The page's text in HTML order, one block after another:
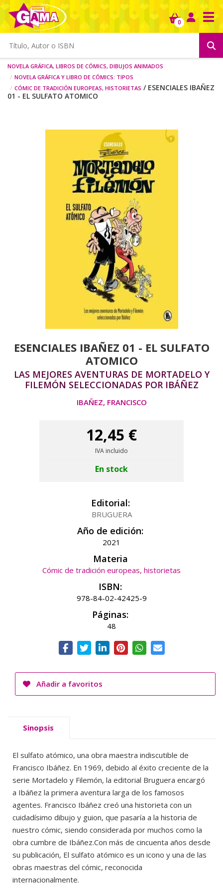
0
Novela gráfica, libros de cómics, dibujos animados
Novela gráfica y libro de cómics: tipos
Cómic de tradición europeas, historietas / ESENCIALES IBAÑEZ
01 - EL SULFATO ATOMICO
ESENCIALES IBAÑEZ 01 - EL SULFATO
ATOMICO
LAS MEJORES AVENTURAS DE MORTADELO Y
FILEMÓN SELECCIONADAS POR IBÁÑEZ
IBAÑEZ, FRANCISCO
12,45 €
IVA incluido
En stock
Editorial:
BRUGUERA
Año de edición:
2021
Materia
Cómic de tradición europeas, historietas
ISBN:
978-84-02-42425-9
Páginas:
48
Añadir a favoritos
Sinopsis
El sulfato atómico, una obra maestra indiscutible de
Francisco Ibáñez. En 1969, debido al éxito creciente de la
serie Mortadelo y Filemón, la editorial Bruguera encargó
a Ibáñez la primera aventura larga de los famosos
agentes. Francisco Ibáñez creó una historieta con un
cuidadísimo dibujo y guion, que pasaría a la historia de
nuestro cómic, siendo considerada por muchos como la
obra cumbre de Ibáñez.Con más de cincuenta años desde
su publicación, El sulfato atómico es un icono y una de las
obras maestras del cómic, reconocida
internacionalmente.